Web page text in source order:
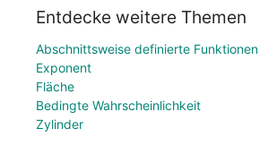
Entdecke weitere Themen
Abschnittsweise definierte Funktionen
Exponent
Fläche
Bedingte Wahrscheinlichkeit
Zylinder